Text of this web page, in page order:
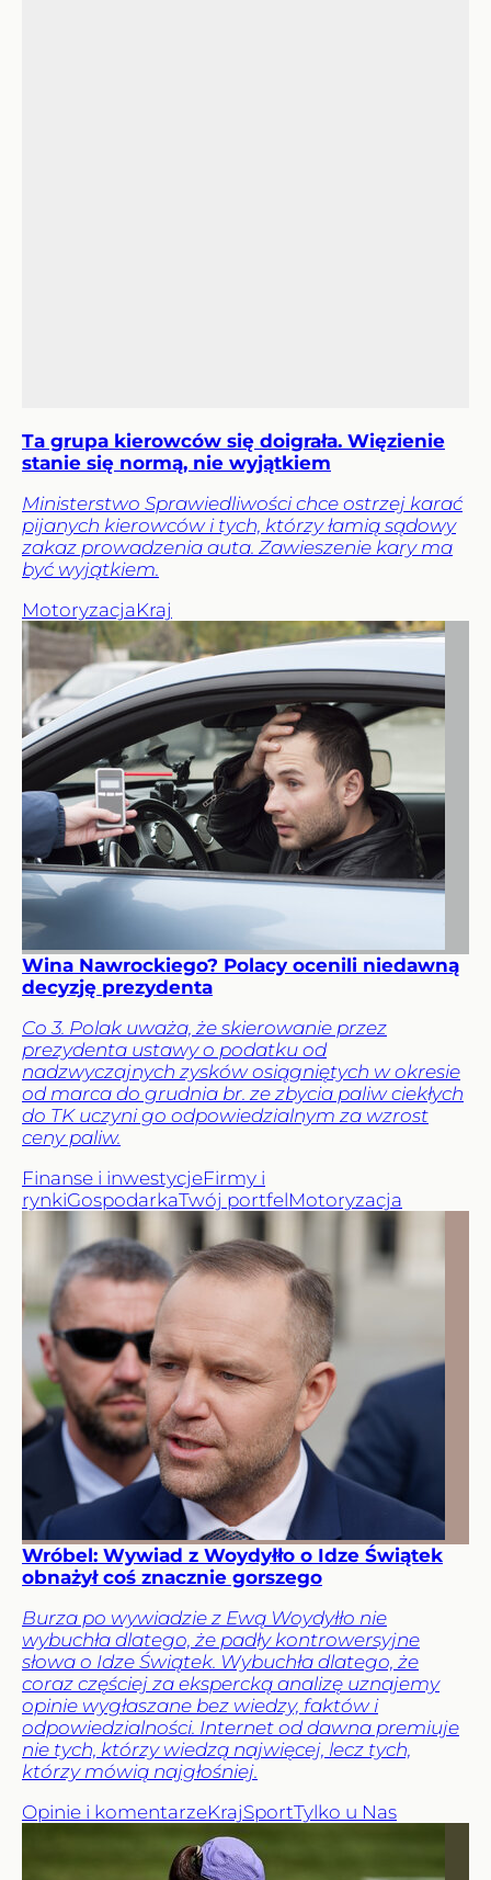
Ta grupa kierowców się doigrała. Więzienie
stanie się normą, nie wyjątkiem
Ministerstwo Sprawiedliwości chce ostrzej karać
pijanych kierowców i tych, którzy łamią sądowy
zakaz prowadzenia auta. Zawieszenie kary ma
być wyjątkiem.
MotoryzacjaKraj
Wina Nawrockiego? Polacy ocenili niedawną
decyzję prezydenta
Co 3. Polak uważa, że skierowanie przez
prezydenta ustawy o podatku od
nadzwyczajnych zysków osiągniętych w okresie
od marca do grudnia br. ze zbycia paliw ciekłych
do TK uczyni go odpowiedzialnym za wzrost
ceny paliw.
Finanse i inwestycjeFirmy i
rynkiGospodarkaTwój portfelMotoryzacja
Wróbel: Wywiad z Woydyłło o Idze Świątek
obnażył coś znacznie gorszego
Burza po wywiadzie z Ewą Woydyłło nie
wybuchła dlatego, że padły kontrowersyjne
słowa o Idze Świątek. Wybuchła dlatego, że
coraz częściej za ekspercką analizę uznajemy
opinie wygłaszane bez wiedzy, faktów i
odpowiedzialności. Internet od dawna premiuje
nie tych, którzy wiedzą najwięcej, lecz tych,
którzy mówią najgłośniej.
Opinie i komentarzeKrajSportTylko u Nas